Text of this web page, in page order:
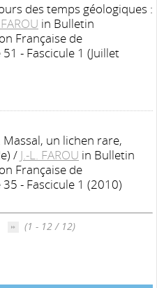
des temps géologiques :
in Bulletin
Française de
- Fascicule 1 (Juillet
un lichen rare,
/ J.-L. FAROU in Bulletin
Française de
- Fascicule 1 (2010)
(1 - 12 / 12)